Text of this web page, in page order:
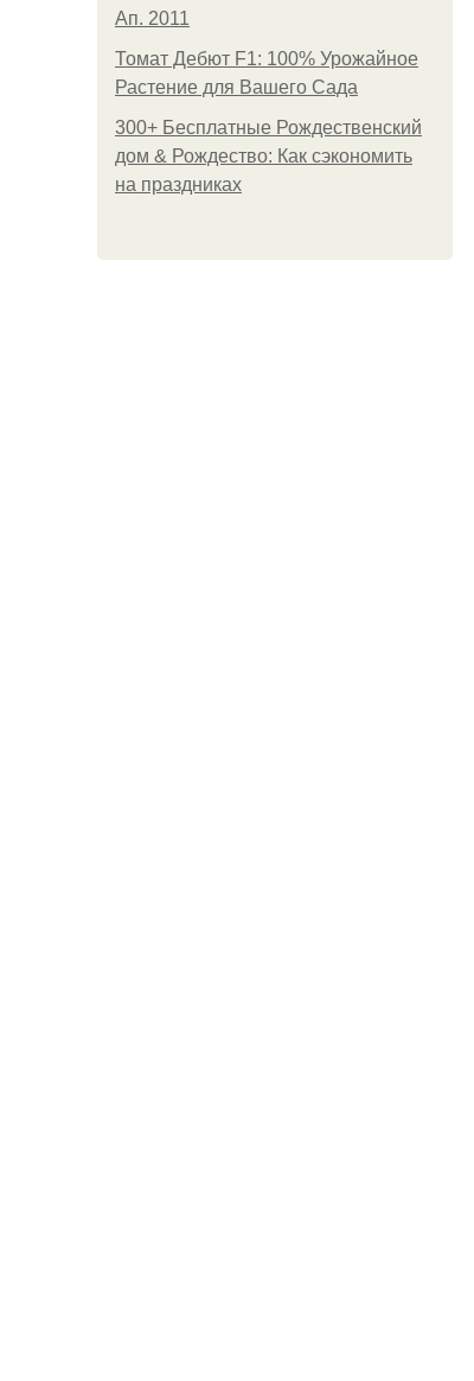
Ап. 2011
Томат Дебют F1: 100% Урожайное
Растение для Вашего Сада
300+ Бесплатные Рождественский
дом & Рождество: Как сэкономить
на праздниках